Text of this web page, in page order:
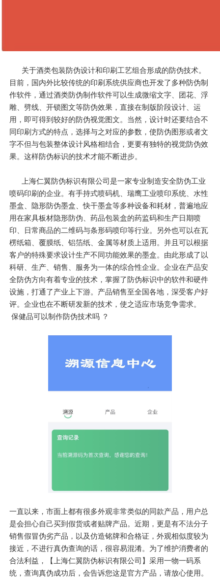
关于酒类包装防伪设计和印刷工艺组合形成的防伪技术。
目前，国内外比较传统的印刷系统供应商也开发了多种防伪制
作软件，通过酒类防伪制作软件可以生成微缩文字、团花、浮
雕、劈线、开锁图文等防伪效果，直接在制版阶段设计、运
用，即可得到较好的防伪视觉图文。当然，设计时还要结合不
同印刷方式的特点，选择与之对应的参数，使防伪图形或者文
字不但与包装整体设计风格相结合，更要有独特的视觉防伪效
果。这样防伪标识的技术才能不断进步。
上海仁翼防伪标识有限公司是一家专业制造安全防伪工业
喷码印刷的企业。有手持式喷码机、瑞鹰工业喷印系统、水性
墨盒、隐形防伪墨盒、快干墨盒等多种设备和耗材，普遍地应
用在家具板材隐形防伪、药品包装盒的药监码和生产日期喷
印、日常商品的二维码与条形码喷印等行业。另外也可以在瓦
楞纸箱、覆膜纸、铝箔纸、金属等材质上适用。并且可以根据
客户的特殊要求设计生产不同功能效果的墨盒。由此形成了以
科研、生产、销售、服务为一体的综合性企业。企业在产品安
全防伪方向有着专业的技术，掌握了防伪标识中的软件和硬件
设施，打通了产业上下游。产品销售至全国各地，深受客户好
评。企业也在不断研发新的技术，使之适应市场竞争需求。
保健品可以制作防伪技术吗 ？
一直以来，市面上都有很多外观非常类似的同款产品，用户总
是会担心自己买到假货或者贴牌产品。近期，更是有不法分子
销售假冒伪劣产品，以及仿造铭牌和合格证，外观相似度较为
接近，不进行真伪查询的话，很容易混淆。为了维护消费者的
合法利益，【上海仁翼防伪标识有限公司】采用一物一码系
统，查询真伪成功后，会告诉您这是官方产品，请放心使用。